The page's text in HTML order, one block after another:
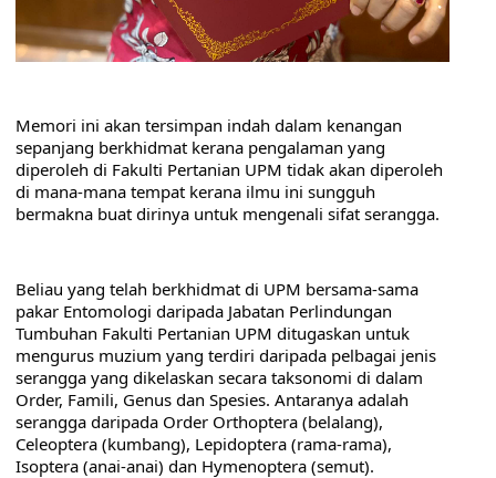
Memori ini akan tersimpan indah dalam kenangan
sepanjang berkhidmat kerana pengalaman yang
diperoleh di Fakulti Pertanian UPM tidak akan diperoleh
di mana-mana tempat kerana ilmu ini sungguh
bermakna buat dirinya untuk mengenali sifat serangga.
Beliau yang telah berkhidmat di UPM bersama-sama
pakar Entomologi daripada Jabatan Perlindungan
Tumbuhan Fakulti Pertanian UPM ditugaskan untuk
mengurus muzium yang terdiri daripada pelbagai jenis
serangga yang dikelaskan secara taksonomi di dalam
Order, Famili, Genus dan Spesies. Antaranya adalah
serangga daripada Order Orthoptera (belalang),
Celeoptera (kumbang), Lepidoptera (rama-rama),
Isoptera (anai-anai) dan Hymenoptera (semut).